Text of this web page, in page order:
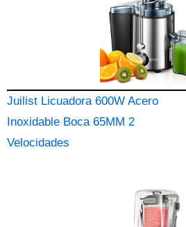
Juilist Licuadora 600W Acero
Inoxidable Boca 65MM 2
Velocidades